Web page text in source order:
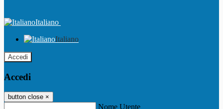
Italiano
Italiano
Accedi
Accedi
button close ×
Nome Utente